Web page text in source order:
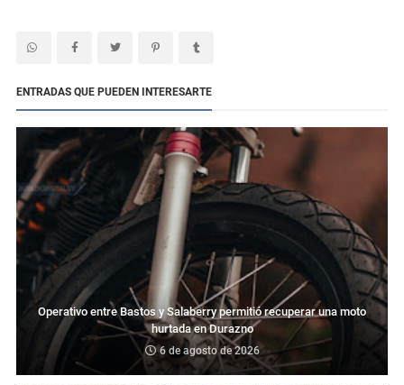
ENTRADAS QUE PUEDEN INTERESARTE
Operativo entre Bastos y Salaberry permitió recuperar una moto
hurtada en Durazno
6 de agosto de 2026